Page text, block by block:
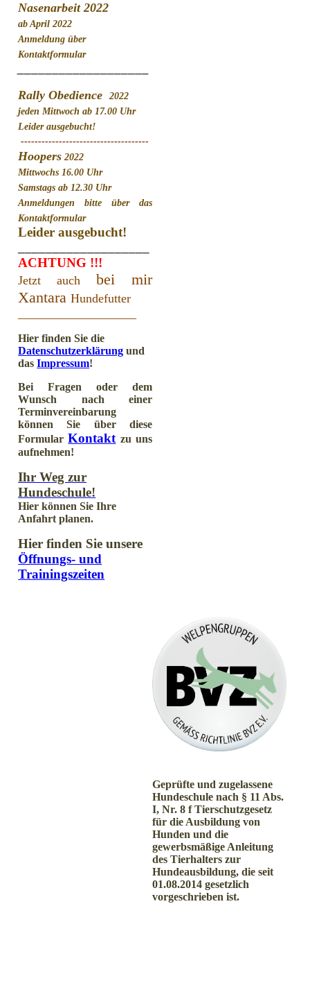
Nasenarbeit 2022
ab April 2022
Anmeldung über
Kontaktformular
Rally Obedience2022
jeden Mittwoch ab 17.00 Uhr
Leider ausgebucht!
-------------------------------------
Hoopers 2022
Mittwochs 16.00 Uhr
Samstags ab 12.30 Uhr
Anmeldungen bitte über das
Kontaktformular
Leider ausgebucht!
ACHTUNG !!!
Jetzt auch bei mir
XantaraHundefutter
Hier finden Sie die
Datenschutzerklärung und
dasImpressum!
Bei Fragen oder dem
Wunsch nach einer
Terminvereinbarung
können Sie über diese
Formular Kontakt zu uns
aufnehmen!
Ihr Weg zur
Hundeschule!
Hier können Sie Ihre
Anfahrt planen.
Hier finden Sie unsere
Öffnungs- und
Trainingszeiten
Geprüfte und zugelassene
Hundeschule nach § 11 Abs.
I, Nr. 8 f Tierschutzgesetz
für die Ausbildung von
Hunden und die
gewerbsmäßige Anleitung
des Tierhalters zur
Hundeausbildung, die seit
01.08.2014 gesetzlich
vorgeschrieben ist.